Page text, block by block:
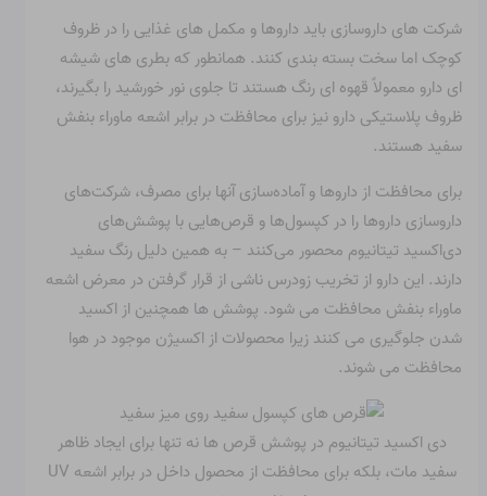
شرکت های داروسازی باید داروها و مکمل های غذایی را در ظروف
کوچک اما سخت بسته بندی کنند. همانطور که بطری های شیشه
ای دارو معمولاً قهوه ای رنگ هستند تا جلوی نور خورشید را بگیرند،
ظروف پلاستیکی دارو نیز برای محافظت در برابر اشعه ماوراء بنفش
سفید هستند.
برای محافظت از داروها و آماده‌سازی آنها برای مصرف، شرکت‌های
داروسازی داروها را در کپسول‌ها و قرص‌هایی با پوشش‌های
دی‌اکسید تیتانیوم محصور می‌کنند – به همین دلیل رنگ سفید
دارند. این دارو از تخریب زودرس ناشی از قرار گرفتن در معرض اشعه
ماوراء بنفش محافظت می شود. پوشش ها همچنین از اکسید
شدن جلوگیری می کنند زیرا محصولات از اکسیژن موجود در هوا
محافظت می شوند.
دی اکسید تیتانیوم در پوشش قرص ها نه تنها برای ایجاد ظاهر
سفید مات، بلکه برای محافظت از محصول داخل در برابر اشعه UV